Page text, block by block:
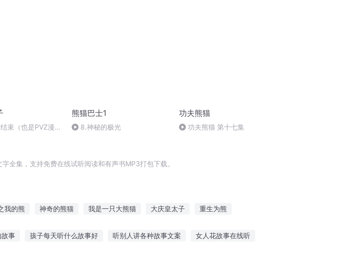
束（也是PVZ漫画
熊猫巴士1
8.神秘的极光
功夫熊猫
功夫熊猫 第十七集
全集，支持免费在线试听阅读和有声书MP3打包下载。
我的熊 神奇的熊猫 我是一只大熊猫 大庆皇太子 重生为熊
事 孩子每天听什么故事好 听别人讲各种故事文案 女人花故事在线听